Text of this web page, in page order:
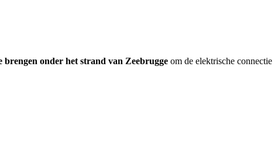
brengen onder het strand van Zeebrugge om de elektrische connectie